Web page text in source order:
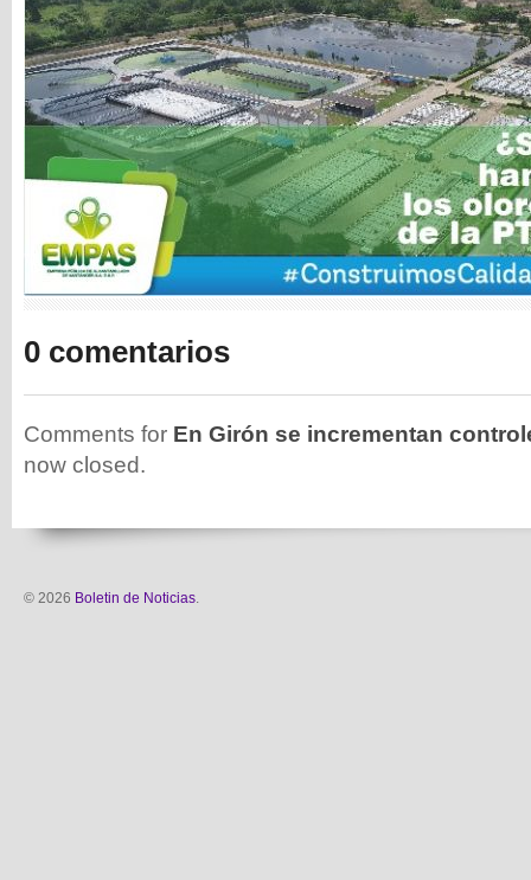
0 comentarios
Comments for En Girón se incrementan
now closed.
© 2026 Boletin de Noticias.